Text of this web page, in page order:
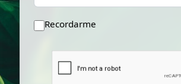
Recordarme